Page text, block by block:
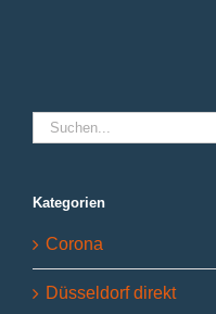
Suche
nach:
Kategorien
Corona
Düsseldorf direkt